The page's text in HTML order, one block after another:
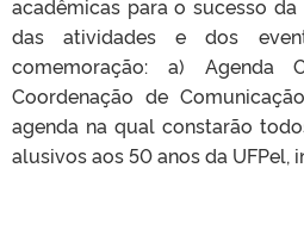
acadêmicas para o sucesso
das atividades e dos
comemoração: a) Agenda
Coordenação de
agenda na qual constarão
alusivos aos 50 anos da UFPel,